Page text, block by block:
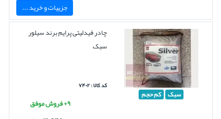
جزییات و خرید ...
سبک کم حجم
چادر فیدلیتی پرایم برند سیلور
سبک
کد کالا : ۷۴۰۲
۹+ فروش موفق